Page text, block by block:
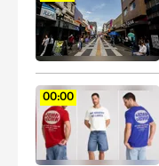
00:00